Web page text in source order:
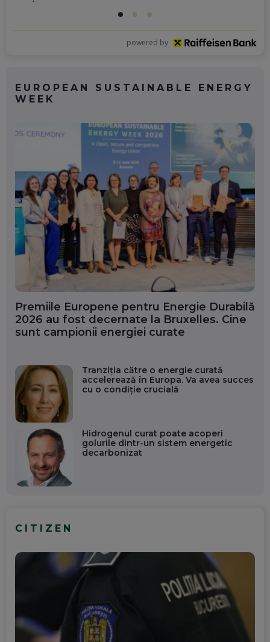
powered by
EUROPEAN SUSTAINABLE ENERGY
WEEK
Premiile Europene pentru Energie Durabilă
2026 au fost decernate la Bruxelles. Cine
sunt campionii energiei curate
Tranziția către o energie curată
accelerează în Europa. Va avea succes
cu o condiție crucială
Hidrogenul curat poate acoperi
golurile dintr-un sistem energetic
decarbonizat
CITIZEN